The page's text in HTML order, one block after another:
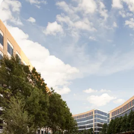
Galatyn D- 1011